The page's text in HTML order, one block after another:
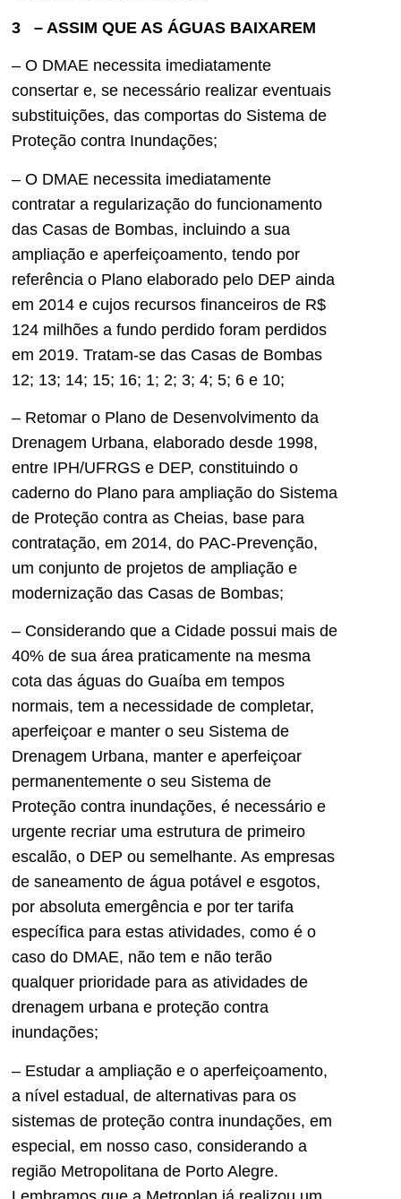
3 – ASSIM QUE AS ÁGUAS BAIXAREM
– O DMAE necessita imediatamente
consertar e, se necessário realizar eventuais
substituições, das comportas do Sistema de
Proteção contra Inundações;
– O DMAE necessita imediatamente
contratar a regularização do funcionamento
das Casas de Bombas, incluindo a sua
ampliação e aperfeiçoamento, tendo por
referência o Plano elaborado pelo DEP ainda
em 2014 e cujos recursos financeiros de R$
124 milhões a fundo perdido foram perdidos
em 2019. Tratam-se das Casas de Bombas
12; 13; 14; 15; 16; 1; 2; 3; 4; 5; 6 e 10;
– Retomar o Plano de Desenvolvimento da
Drenagem Urbana, elaborado desde 1998,
entre IPH/UFRGS e DEP, constituindo o
caderno do Plano para ampliação do Sistema
de Proteção contra as Cheias, base para
contratação, em 2014, do PAC-Prevenção,
um conjunto de projetos de ampliação e
modernização das Casas de Bombas;
– Considerando que a Cidade possui mais de
40% de sua área praticamente na mesma
cota das águas do Guaíba em tempos
normais, tem a necessidade de completar,
aperfeiçoar e manter o seu Sistema de
Drenagem Urbana, manter e aperfeiçoar
permanentemente o seu Sistema de
Proteção contra inundações, é necessário e
urgente recriar uma estrutura de primeiro
escalão, o DEP ou semelhante. As empresas
de saneamento de água potável e esgotos,
por absoluta emergência e por ter tarifa
específica para estas atividades, como é o
caso do DMAE, não tem e não terão
qualquer prioridade para as atividades de
drenagem urbana e proteção contra
inundações;
– Estudar a ampliação e o aperfeiçoamento,
a nível estadual, de alternativas para os
sistemas de proteção contra inundações, em
especial, em nosso caso, considerando a
região Metropolitana de Porto Alegre.